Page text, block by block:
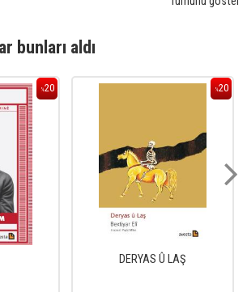
bunları aldı
%20 %20
DERYAS Û LAŞ